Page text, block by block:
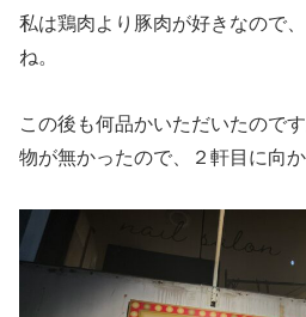
私は鶏肉より豚肉が好きなので
ね。
この後も何品かいただいたので
物が無かったので、２軒目に向